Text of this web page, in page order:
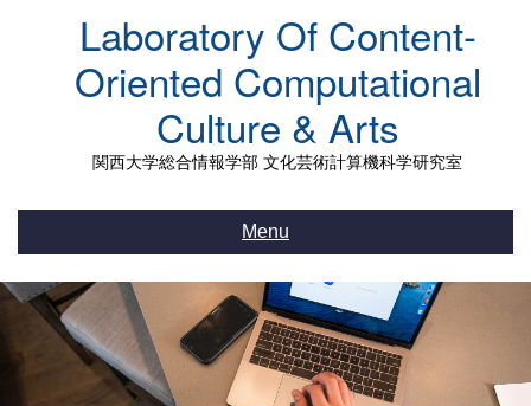
Laboratory Of Content-
Oriented Computational
Culture & Arts
関西大学総合情報学部 文化芸術計算機科学研究室
Menu